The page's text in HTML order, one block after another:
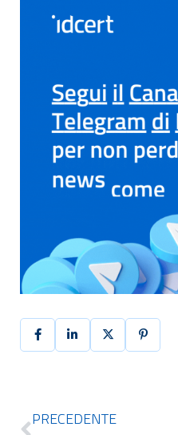
PRECEDENTE